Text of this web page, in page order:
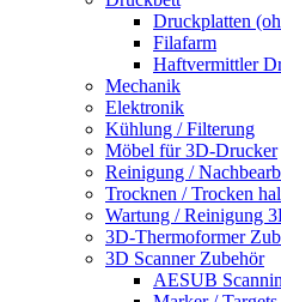
Druckplatten
Filafarm
Haftvermittler
Mechanik
Elektronik
Kühlung / Filterung
Möbel für 3D-Drucker
Reinigung /
Trocknen / Trocken
Wartung / Reinigung
3D-Thermoformer
3D Scanner Zubehör
AESUB